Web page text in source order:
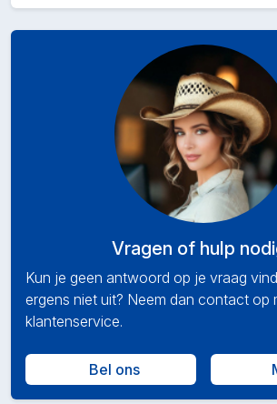
Vragen of hulp
Kun je geen antwoord op je vraag
ergens niet uit? Neem dan contact op
klantenservice.
Bel ons